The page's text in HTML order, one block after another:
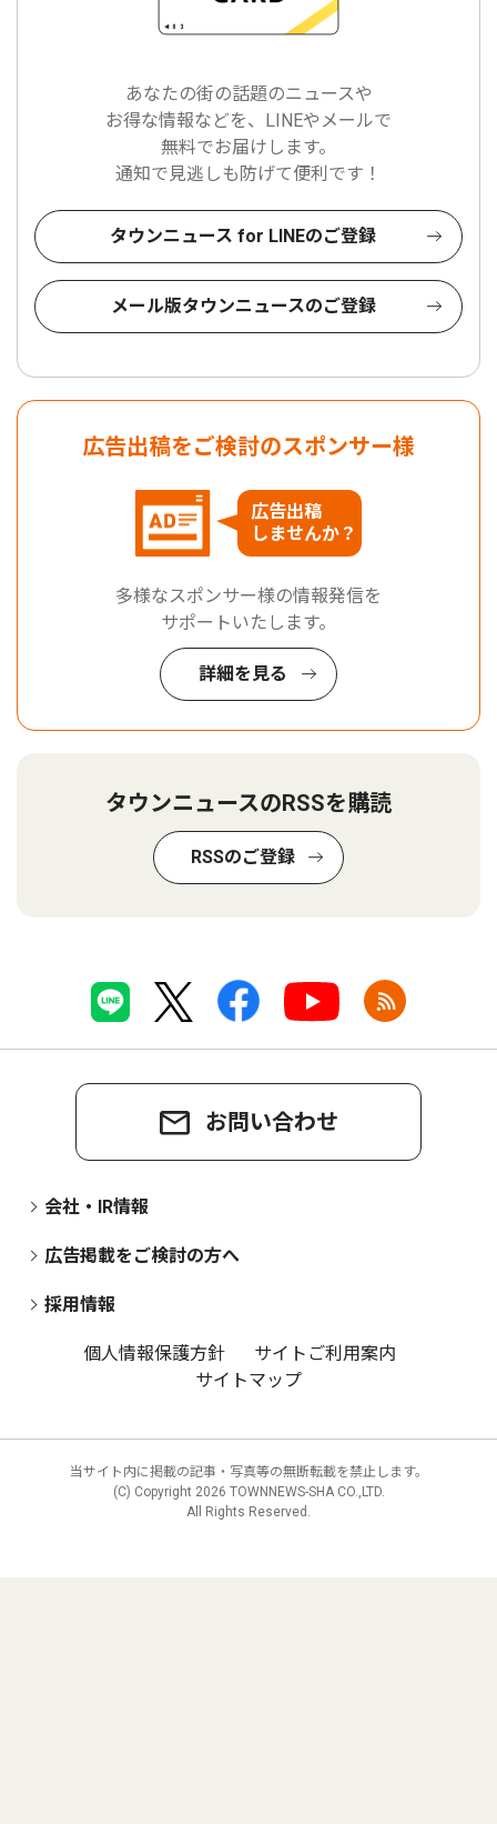
あなたの街の話題のニュースや
お得な情報などを、LINEやメールで
無料でお届けします。
通知で見逃しも防げて便利です！
タウンニュース for LINEのご登録
メール版タウンニュースのご登録
広告出稿をご検討のスポンサー様
広告出稿
しませんか？
多様なスポンサー様の情報発信を
サポートいたします。
詳細を見る
タウンニュースのRSSを購読
RSSのご登録
お問い合わせ
会社・IR情報
広告掲載をご検討の方へ
採用情報
個人情報保護方針
サイトご利用案内
サイトマップ
当サイト内に掲載の記事・写真等の無断転載を禁止します。
(C) Copyright 2026 TOWNNEWS-SHA CO.,LTD.
All Rights Reserved.